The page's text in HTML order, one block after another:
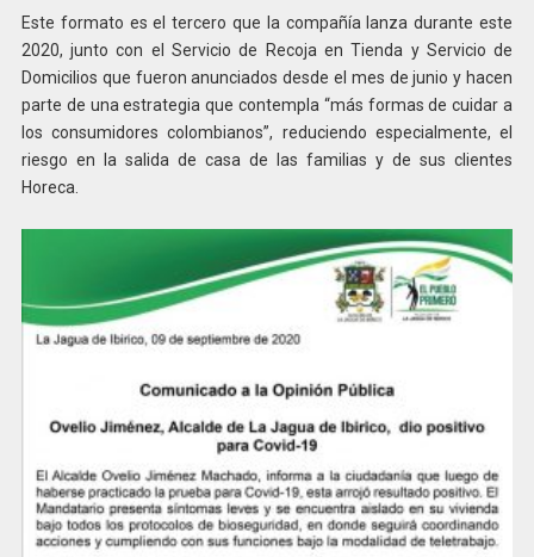
Este formato es el tercero que la compañía lanza durante este
2020, junto con el Servicio de Recoja en Tienda y Servicio de
Domicilios que fueron anunciados desde el mes de junio y hacen
parte de una estrategia que contempla “más formas de cuidar a
los consumidores colombianos”, reduciendo especialmente, el
riesgo en la salida de casa de las familias y de sus clientes
Horeca.